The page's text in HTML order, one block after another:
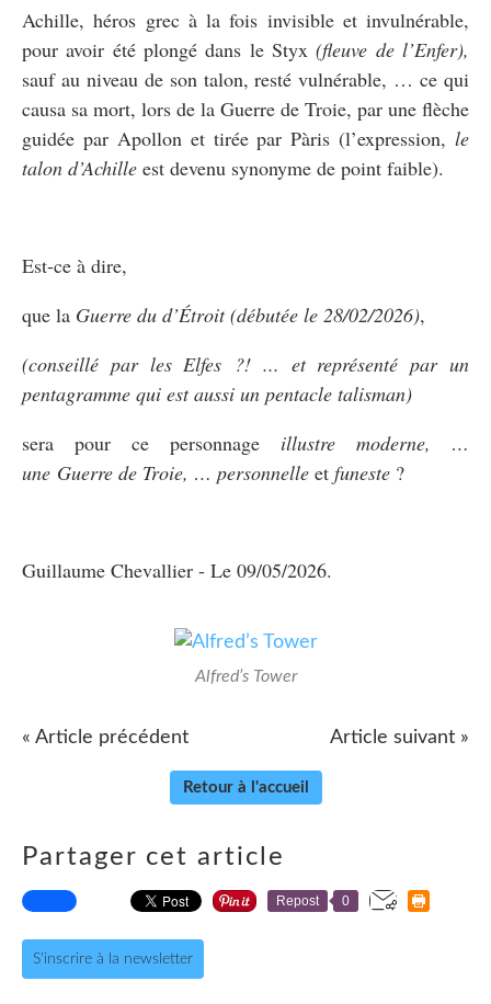
Achille, héros grec à la fois invisible et invulnérable,
pour avoir été plongé dans le Styx(fleuve de l’Enfer),
sauf au niveau de son talon, resté vulnérable, … ce qui
causa sa mort, lors de la Guerre de Troie, par une flèche
guidée par Apollon et tirée par Pàris (l’expression, le
talon d’Achille est devenu synonyme de point faible).
Est-ce à dire,
que la Guerre du d’Étroit (débutée le 28/02/2026),
(conseillé par les Elfes ?! ... et représenté par un
pentagramme qui est aussi un pentacle talisman)
sera pour ce personnage illustre moderne, …
une Guerre de Troie, … personnelle et funeste ?
Guillaume Chevallier - Le 09/05/2026.
Alfred’s Tower
« Article précédent Article suivant »
Retour à l'accueil
Partager cet article
Repost 0
S'inscrire à la newsletter